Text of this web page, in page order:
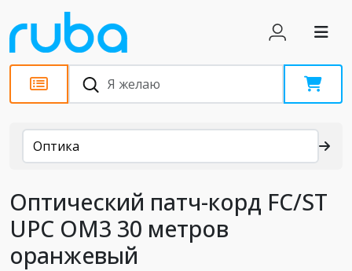
Каталог
Оптика
Оптический патч-корд FC/ST
UPC OM3 30 метров
оранжевый